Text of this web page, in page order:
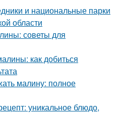
и национальные парки
области
советы для
как добиться
малину: полное
уникальное блюдо,